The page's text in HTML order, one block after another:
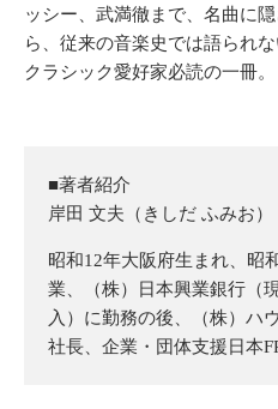
ッシー、武満徹まで、名曲に
ら、従来の音楽史では語られ
クラシック愛好家必読の一冊。
■著者紹介
岸田 文夫（きしだ ふみお）
昭和12年大阪府生まれ、昭
業、（株）日本興業銀行（
入）に勤務の後、（株）ハ
社長、企業・団体支援日本